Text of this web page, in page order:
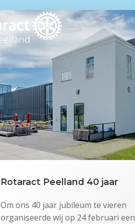
Rotaract Peelland 40 jaar
Om ons 40 jaar jubileum te vieren
organiseerde wij op 24 februari een